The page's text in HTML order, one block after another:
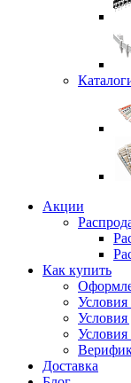
Акции
Как купить
Условия
Условия
Доставка